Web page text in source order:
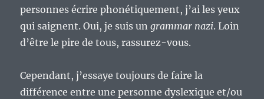
personnes écrire phonétiquement, j’ai les yeux
qui saignent. Oui, je suis ungrammar nazi. Loin
d’être le pire de tous, rassurez-vous.
Cependant, j’essaye toujours de faire la
différence entre une personne dyslexique et/ou